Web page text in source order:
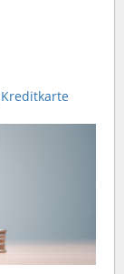
Kreditkarte